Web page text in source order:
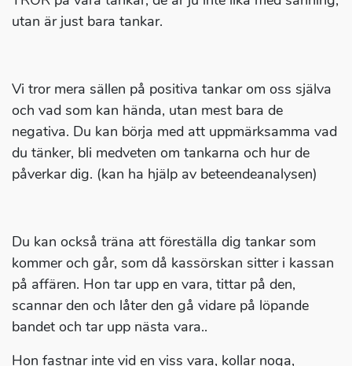
utan är just bara tankar.
Vi tror mera sällen på positiva tankar om oss själva
och vad som kan hända, utan mest bara de
negativa. Du kan börja med att uppmärksamma vad
du tänker, bli medveten om tankarna och hur de
påverkar dig. (kan ha hjälp av beteendeanalysen)
Du kan också träna att föreställa dig tankar som
kommer och går, som då kassörskan sitter i kassan
på affären. Hon tar upp en vara, tittar på den,
scannar den och låter den gå vidare på löpande
bandet och tar upp nästa vara..
Hon fastnar inte vid en viss vara, kollar noga,